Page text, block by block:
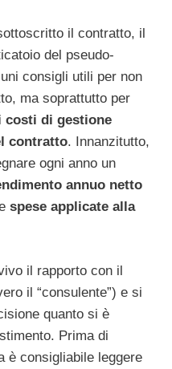
il contratto, il
del pseudo-
consigli utili per non
ma soprattutto per
costi di gestione
contratto. Innanzitutto,
ogni anno un
annuo netto
spese applicate alla
il rapporto con il
il “consulente”) e si
quanto si è
Prima di
è consigliabile leggere